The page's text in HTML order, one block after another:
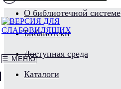
☰ МЕНЮ
О библиотечной системе
Библиотеки
Доступная среда
Каталоги